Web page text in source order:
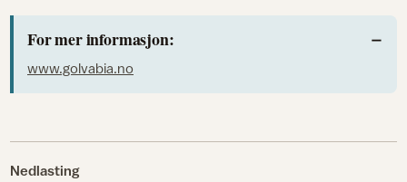
For mer informasjon:
www.golvabia.no
Nedlasting